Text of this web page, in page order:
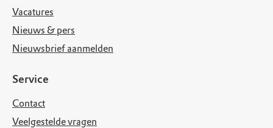
Vacatures
Nieuws & pers
Nieuwsbrief aanmelden
Service
Contact
Veelgestelde vragen